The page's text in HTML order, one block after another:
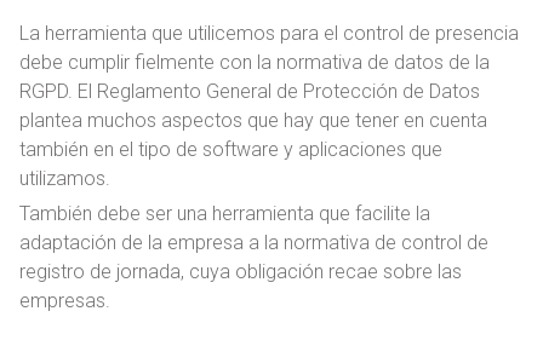
La herramienta que utilicemos para el control de presencia
debe cumplir fielmente con la normativa de datos de la
RGPD. El Reglamento General de Protección de Datos
plantea muchos aspectos que hay que tener en cuenta
también en el tipo de software y aplicaciones que
utilizamos.
También debe ser una herramienta que facilite la
adaptación de la empresa a la normativa de control de
registro de jornada, cuya obligación recae sobre las
empresas.